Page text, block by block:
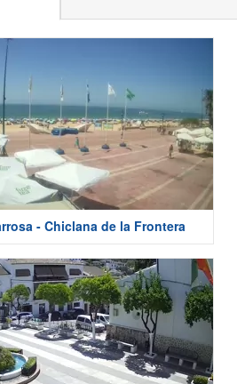
- Chiclana de la Frontera